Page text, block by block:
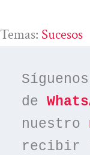
Temas: Sucesos
de
nuestro
recibir